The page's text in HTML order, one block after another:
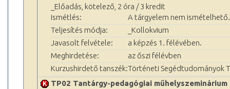
_Előadás, kötelező, 2 óra / 3 kredit
Ismétlés:
A tárgyelem nem ismételhető.
Teljesítés módja:
_Kollokvium
Javasolt felvétele:
a képzés 1. félévében.
Meghirdetése:
az őszi félévben
Kurzushirdető tanszék:Történeti Segédtudományok
TP02 Tantárgy-pedagógiai műhelyszeminárium